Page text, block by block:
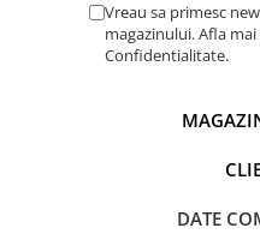
Vreau sa primesc
magazinului. Afla
Confidentialitate.
DATE